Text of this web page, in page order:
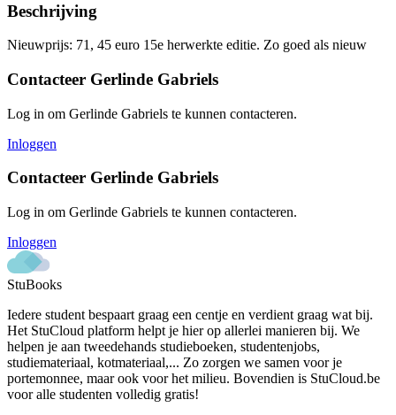
Beschrijving
Nieuwprijs: 71, 45 euro 15e herwerkte editie. Zo goed als nieuw
Contacteer Gerlinde Gabriels
Log in om Gerlinde Gabriels te kunnen contacteren.
Inloggen
Contacteer Gerlinde Gabriels
Log in om Gerlinde Gabriels te kunnen contacteren.
Inloggen
StuBooks
Iedere student bespaart graag een centje en verdient graag wat bij.
Het StuCloud platform helpt je hier op allerlei manieren bij. We
helpen je aan tweedehands studieboeken, studentenjobs,
studiemateriaal, kotmateriaal,... Zo zorgen we samen voor je
portemonnee, maar ook voor het milieu. Bovendien is StuCloud.be
voor alle studenten volledig gratis!